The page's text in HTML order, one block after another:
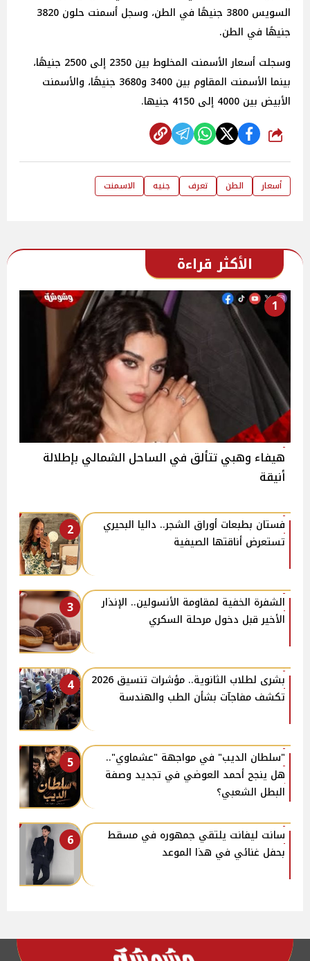
السويس 3800 جنيهًا في الطن، وسجل أسمنت حلون 3820
جنيهًا في الطن.
وسجلت أسعار الأسمنت المخلوط بين 2350 إلى 2500 جنيهًا،
بينما الأسمنت المقاوم بين 3400 و3680 جنيهًا، والأسمنت
الأبيض بين 4000 إلى 4150 جنيها.
شارك
أسعار الطن تعرف جنيه الاسمنت
الأكثر قراءة
1
هيفاء وهبي تتألق في الساحل الشمالي بإطلالة
أنيقة
2
فستان بطبعات أوراق الشجر.. داليا البحيري
تستعرض أناقتها الصيفية
3
الشفرة الخفية لمقاومة الأنسولين.. الإنذار
الأخير قبل دخول مرحلة السكري
4
بشرى لطلاب الثانوية.. مؤشرات تنسيق 2026
تكشف مفاجآت بشأن الطب والهندسة
5
"سلطان الديب" في مواجهة "عشماوي"..
هل ينجح أحمد العوضي في تجديد وصفة
البطل الشعبي؟
6
سانت ليفانت يلتقي جمهوره في مسقط
بحفل غنائي في هذا الموعد